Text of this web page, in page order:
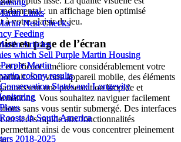
Links
Nest Checks
Feeding
Articles
which Sell Purple Martin Housing
Martin
colony results
Status and Longevity
in South America
2018-2025
Links
Nest Checks
Feeding
Articles
which Sell Purple Martin Housing
Martin
colony results
Status and Longevity
in South America
2018-2025
: un affichage bien optimisé
à votre plaisir de jeu.
en page de l’écran
et efficace améliore considérablement votre
Sur votre appareil mobile, des éléments
une présentation limpide et
Vous souhaitez naviguer facilement
sans vous sentir submergé. Des interfaces
un accès rapide aux fonctionnalités
ainsi de vous concentrer pleinement